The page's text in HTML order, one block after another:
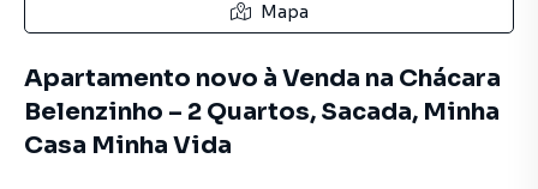
Mapa
Apartamento novo à Venda na Chácara
Belenzinho – 2 Quartos, Sacada, Minha
Casa Minha Vida